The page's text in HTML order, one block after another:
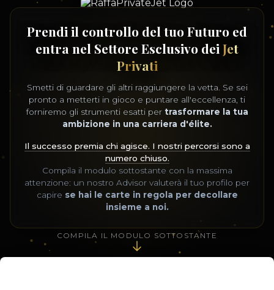
Prendi il controllo del tuo Futuro ed
entra nel Settore Esclusivo dei Jet
Privati
Smetti di guardare gli altri raggiungere la vetta. Se sei
pronto a metterti in gioco e puntare all'eccellenza, ti
forniremo gli strumenti esatti per trasformare la tua
ambizione in una carriera d'élite.
Il successo premia chi agisce. I nostri percorsi sono a
numero chiuso.
Compila il modulo sottostante con la massima
attenzione: un nostro Advisor valuterà il tuo profilo per
capire se hai le carte in regola per decollare
insieme a noi.
COMPILA IL MODULO SOTTOSTANTE